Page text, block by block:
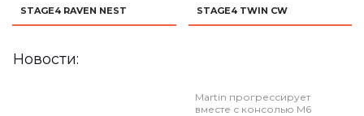
STAGE4 RAVEN NEST STAGE4 TWIN CW
Новости:
Martin прогрессирует
вместе с консолью М6